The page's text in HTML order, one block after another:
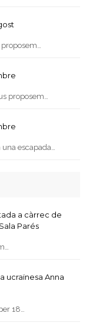
proposem…
escapada…
a càrrec de
Parés
ucraïnesa Anna
18…